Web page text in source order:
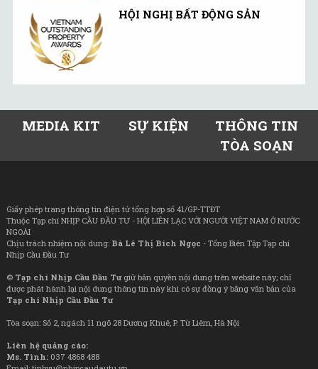
HỘI NGHỊ BẤT ĐỘNG SẢN
MEDIA KIT SỰ KIỆN
THÔNG TIN
TÒA SOẠN
Giấy phép trang thông tin điện tử tổng hợp số 41/GP-TTĐT
Thuộc Tạp chí NHỊP CẦU ĐẦU TƯ - HỘI LIÊN LẠC VỚI NGƯỜI VIỆT NAM Ở NƯỚC
NGOÀI
Chịu trách nhiệm nội dung: Bà Lê Thị Bích Ngọc - Tổng Biên Tập Tạp chí
Nhịp Cầu Đầu Tư
© Tạp chí Nhịp Cầu Đầu Tưgiữ bản quyền nội dung trên website này; chỉ
được phát hành lại nội dung thông tin này khi có sự đồng ý bằng văn bản của
Tạp chí Nhịp Cầu Đầu Tư
Tòa soạn: Số 2, ngách 11 ngõ 28 Dương Khuê, P. Từ Liêm, Hà Nội
Liên hệ quảng cáo:
Ms. Tình: 037 4868 488